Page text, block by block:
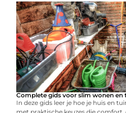
Complete gids voor slim wonen en
In deze gids leer je hoe je huis en